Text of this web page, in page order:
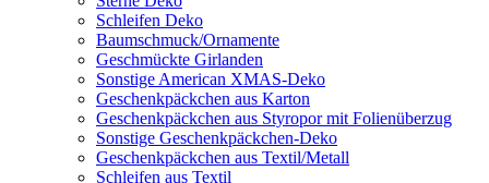
Schleifen Deko
Baumschmuck/Ornamente
Geschmückte Girlanden
Sonstige American XMAS-Deko
Geschenkpäckchen aus Karton
Geschenkpäckchen aus Styropor mit Folienüberzug
Sonstige Geschenkpäckchen-Deko
Geschenkpäckchen aus Textil/Metall
Schleifen aus Textil